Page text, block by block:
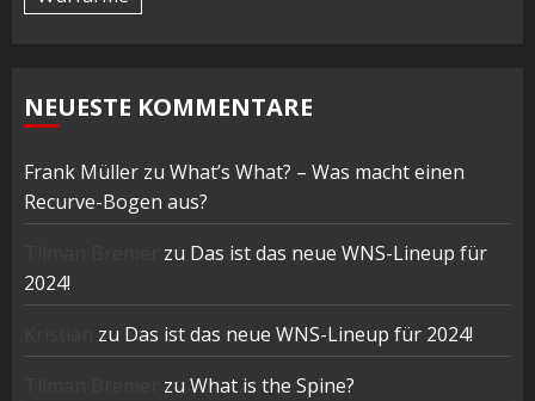
NEUESTE KOMMENTARE
Frank Müller zu What’s What? – Was macht einen
Recurve-Bogen aus?
zu Das ist das neue WNS-Lineup für
2024!
zu Das ist das neue WNS-Lineup für 2024!
zu What is the Spine?